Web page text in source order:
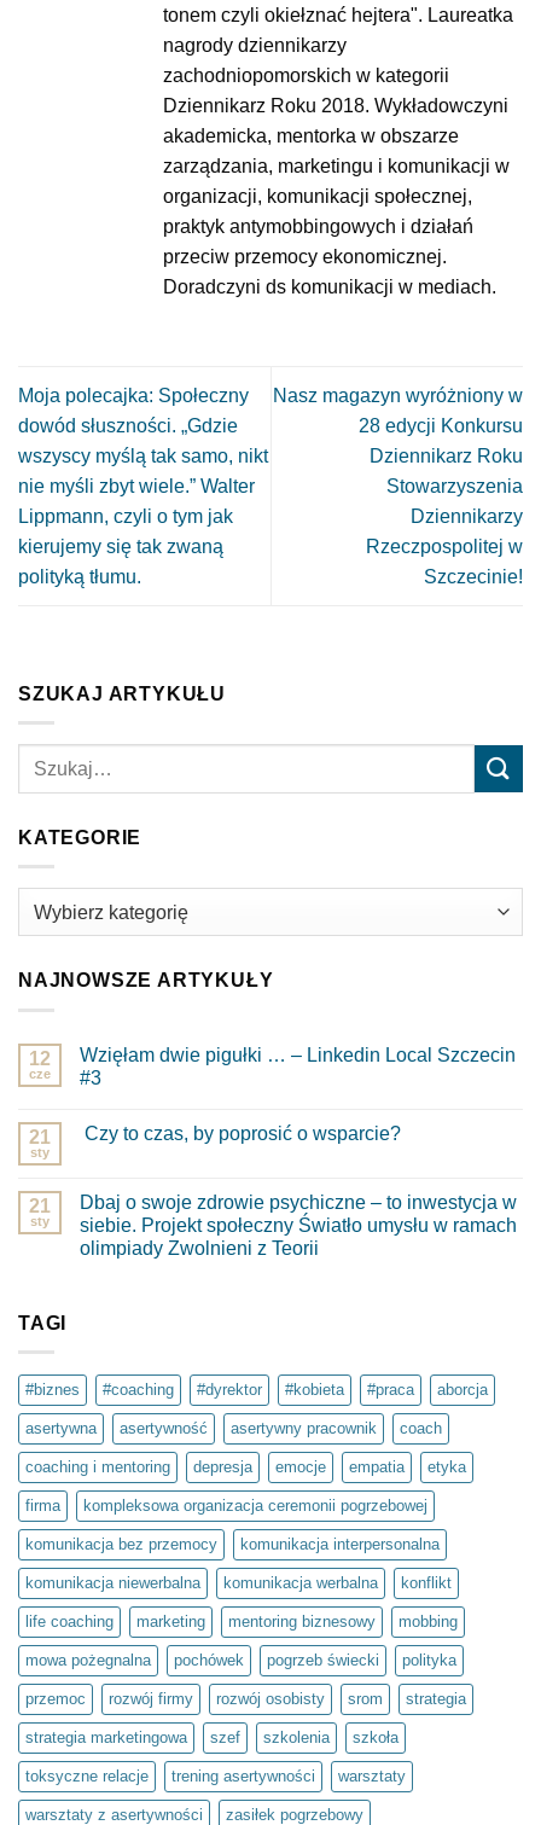
tonem czyli okiełznać hejtera". Laureatka
nagrody dziennikarzy
zachodniopomorskich w kategorii
Dziennikarz Roku 2018. Wykładowczyni
akademicka, mentorka w obszarze
zarządzania, marketingu i komunikacji w
organizacji, komunikacji społecznej,
praktyk antymobbingowych i działań
przeciw przemocy ekonomicznej.
Doradczyni ds komunikacji w mediach.
Moja polecajka: Społeczny
dowód słuszności. „Gdzie
wszyscy myślą tak samo, nikt
nie myśli zbyt wiele.” Walter
Lippmann, czyli o tym jak
kierujemy się tak zwaną
polityką tłumu.
Nasz magazyn wyróżniony w
28 edycji Konkursu
Dziennikarz Roku
Stowarzyszenia
Dziennikarzy
Rzeczpospolitej w
Szczecinie!
SZUKAJ ARTYKUŁU
KATEGORIE
NAJNOWSZE ARTYKUŁY
12
cze
Wzięłam dwie pigułki … – Linkedin Local Szczecin
#3
do
Wzięłam
…
–
Linkedin
Local
Szczecin
21
sty
Czy to czas, by poprosić o wsparcie?
Czy
to
czas,
by
21
sty
Dbaj o swoje zdrowie psychiczne – to inwestycja w
siebie. Projekt społeczny Światło umysłu w ramach
olimpiady Zwolnieni z Teorii
psychiczne
–
to
inwestycja
w
siebie.
Projekt
społeczny
Światło
umysłu
w
ramach
olimpiady
Zwolnieni
z
Teorii
TAGI
#biznes #coaching #dyrektor #kobieta #praca aborcja
asertywna asertywność asertywny pracownik coach
coaching i mentoring depresja emocje empatia etyka
firma kompleksowa organizacja ceremonii pogrzebowej
komunikacja bez przemocy komunikacja interpersonalna
komunikacja niewerbalna komunikacja werbalna konflikt
life coaching marketing mentoring biznesowy mobbing
mowa pożegnalna pochówek pogrzeb świecki polityka
przemoc rozwój firmy rozwój osobisty srom strategia
strategia marketingowa szef szkolenia szkoła
toksyczne relacje trening asertywności warsztaty
warsztaty z asertywności zasiłek pogrzebowy